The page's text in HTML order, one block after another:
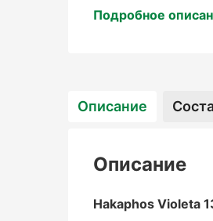
Для каких
подходит для
поддержке в
Овощные
Подробное
Описание
Описание
Hakaphos Violeta